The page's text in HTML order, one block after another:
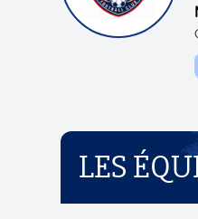
LES